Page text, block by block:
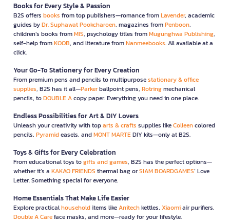
Books for Every Style & Passion
B2S offers books from top publishers—romance fromLavender, academic
guides byDr. Suphawat Pookcharoen, magazines fromPenboon,
children’s books fromMIS, psychology titles fromMugunghwa Publishing,
self-help fromKOOB, and literature fromNanmeebooks. All available at a
click.
Your Go-To Stationery for Every Creation
From premium pens and pencils to multipurposestationary & office
supplies, B2S has it all—Parkerballpoint pens, Rotringmechanical
pencils, toDOUBLE Acopy paper. Everything you need in one place.
Endless Possibilities for Art & DIY Lovers
Unleash your creativity with toparts & crafts supplies likeColleencolored
pencils, Pyramideasels, andMONT MARTEDIY kits—only at B2S.
Toys & Gifts for Every Celebration
From educational toys togifts and games, B2S has the perfect options—
whether it’s a KAKAO FRIENDS thermal bag orSIAM BOARDGAMES’ Love
Letter. Something special for everyone.
Home Essentials That Make Life Easier
Explore practicalhouseholditems likeAnitechkettles, Xiaomiair purifiers,
Double A Careface masks, and more—ready for your lifestyle.